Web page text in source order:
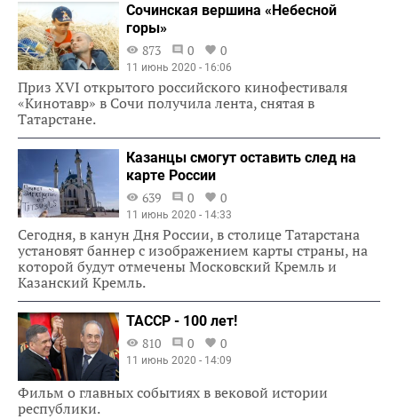
Сочинская вершина «Небесной
горы»
873
0 0
11 июнь 2020 - 16:06
Приз XVI открытого российского кинофестиваля
«Кинотавр» в Сочи получила лента, снятая в
Татарстане.
Казанцы смогут оставить след на
карте России
639
0 0
11 июнь 2020 - 14:33
Сегодня, в канун Дня России, в столице Татарстана
установят баннер с изображением карты страны, на
которой будут отмечены Московский Кремль и
Казанский Кремль.
ТАССР - 100 лет!
810
0 0
11 июнь 2020 - 14:09
Фильм о главных событиях в вековой истории
республики.